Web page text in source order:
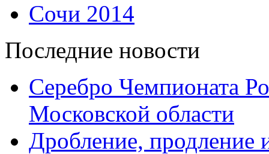
Сочи 2014
Последние новости
Серебро Чемпионата
Московской области
Дробление, продление